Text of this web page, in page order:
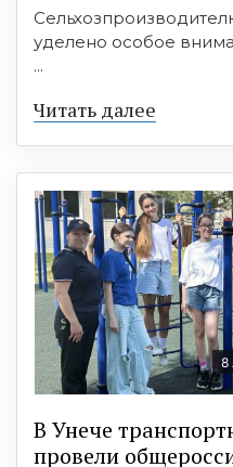
уделено особое
...
Читать далее
8
В Унече
провели